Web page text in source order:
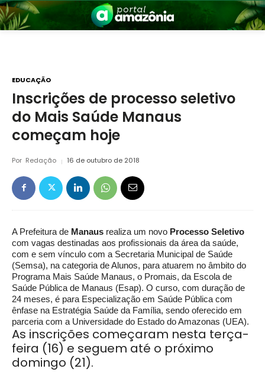
Amazônia
EDUCAÇÃO
Inscrições de processo seletivo
do Mais Saúde Manaus
começam hoje
Por Redação 16 de outubro de 2018
A Prefeitura de Manaus realiza um novo Processo Seletivo
com vagas destinadas aos profissionais da área da saúde,
com e sem vínculo com a Secretaria Municipal de Saúde
(Semsa), na categoria de Alunos, para atuarem no âmbito do
Programa Mais Saúde Manaus, o Promais, da Escola de
Saúde Pública de Manaus (Esap). O curso, com duração de
24 meses, é para Especialização em Saúde Pública com
ênfase na Estratégia Saúde da Família, sendo oferecido em
parceria com a Universidade do Estado do Amazonas (UEA).
As inscrições começaram nesta terça-
feira (16) e seguem até o próximo
domingo (21).